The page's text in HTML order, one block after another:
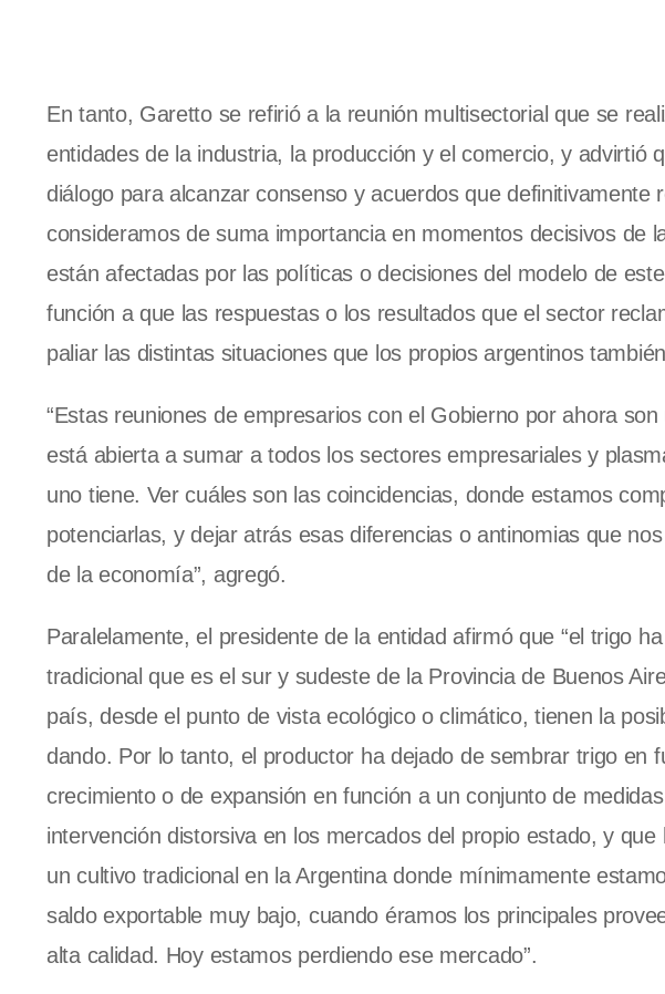
En tanto, Garetto se refirió a la reunión multisectorial que se
entidades de la industria, la producción y el comercio, y advirtió
diálogo para alcanzar consenso y acuerdos que
consideramos de suma importancia en momentos decisivos de
están afectadas por las políticas o decisiones del modelo de
función a que las respuestas o los resultados que el sector
paliar las distintas situaciones que los propios argentinos
“Estas reuniones de empresarios con el Gobierno por ahora
está abierta a sumar a todos los sectores empresariales y
uno tiene. Ver cuáles son las coincidencias, donde estamos
potenciarlas, y dejar atrás esas diferencias o antinomias que
de la economía”, agregó.
Paralelamente, el presidente de la entidad afirmó que “el trigo
tradicional que es el sur y sudeste de la Provincia de Buenos
país, desde el punto de vista ecológico o climático, tienen la
dando. Por lo tanto, el productor ha dejado de sembrar trigo en
crecimiento o de expansión en función a un conjunto de
intervención distorsiva en los mercados del propio estado, y
un cultivo tradicional en la Argentina donde mínimamente
saldo exportable muy bajo, cuando éramos los principales
alta calidad. Hoy estamos perdiendo ese mercado”.